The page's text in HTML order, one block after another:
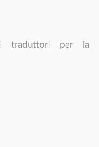
traduttori per la